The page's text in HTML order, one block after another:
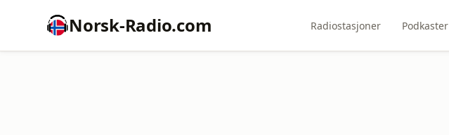
Norsk-Radio.com Radiostasjoner Podkaster